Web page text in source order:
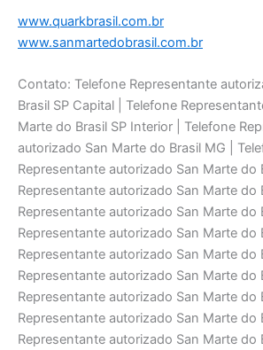
www.quarkbrasil.com.br
www.sanmartedobrasil.com.br
Contato: Telefone Representante
Brasil SP Capital | Telefone
Marte do Brasil SP Interior | Telefone
autorizado San Marte do Brasil MG |
Representante autorizado San Marte do
Representante autorizado San Marte do
Representante autorizado San Marte do
Representante autorizado San Marte do
Representante autorizado San Marte do
Representante autorizado San Marte do
Representante autorizado San Marte do
Representante autorizado San Marte do
Representante autorizado San Marte do